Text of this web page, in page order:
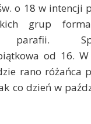
o 18 w intencji
grup
parafii.
od 16.
rano różańca
co dzień w